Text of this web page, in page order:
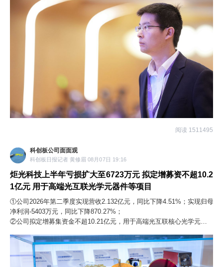
阅读 1511495
科创板公司面面观
科创板日报记者 黄修眉 08月07日 19:16
炬光科技上半年亏损扩大至6723万元 拟定增募资不超10.2
1亿元 用于高端光互联光学元器件等项目
①公司2026年第二季度实现营收2.132亿元，同比下降4.51%；实现归母
净利润-5403万元，同比下降870.27%；
②公司拟定增募集资金不超10.21亿元，用于高端光互联核心光学元器件